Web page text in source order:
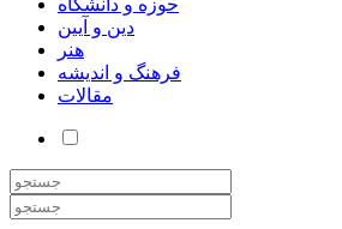
حوزه و دانشگاه
دین و آیین
هنر
فرهنگ و اندیشه
مقالات